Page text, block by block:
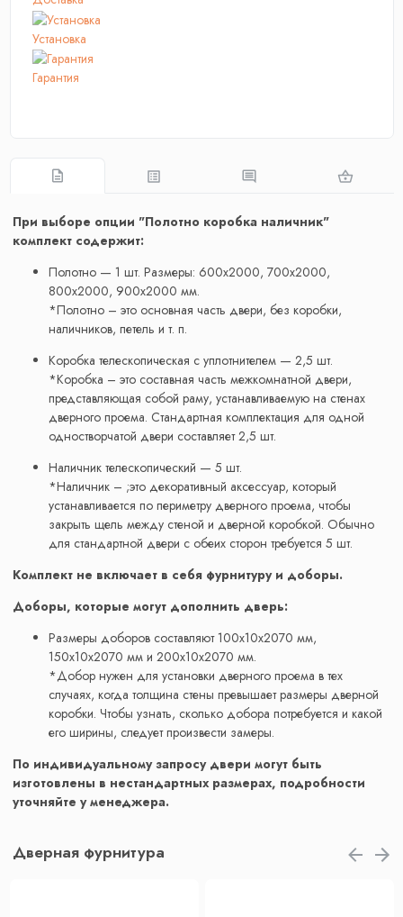
Установка
Гарантия
При выборе опции "Полотно коробка наличник"
комплект содержит:
Полотно — 1 шт. Размеры: 600x2000, 700x2000,
800x2000, 900x2000 мм.
*Полотно – это основная часть двери, без коробки,
наличников, петель и т. п.
Коробка телескопическая с уплотнителем — 2,5 шт.
*Коробка – это составная часть межкомнатной двери,
представляющая собой раму, устанавливаемую на стенах
дверного проема. Стандартная комплектация для одной
одностворчатой двери составляет 2,5 шт.
Наличник телескопический — 5 шт.
*Наличник – ;это декоративный аксессуар, который
устанавливается по периметру дверного проема, чтобы
закрыть щель между стеной и дверной коробкой. Обычно
для стандартной двери с обеих сторон требуется 5 шт.
Комплект не включает в себя фурнитуру и доборы.
Доборы, которые могут дополнить дверь:
Размеры доборов составляют 100x10x2070 мм,
150x10x2070 мм и 200x10x2070 мм.
*Добор нужен для установки дверного проема в тех
случаях, когда толщина стены превышает размеры дверной
коробки. Чтобы узнать, сколько добора потребуется и какой
его ширины, следует произвести замеры.
По индивидуальному запросу двери могут быть
изготовлены в нестандартных размерах, подробности
уточняйте у менеджера.
Дверная фурнитура